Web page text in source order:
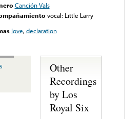
Canción Vals
vocal: Little Larry
love,declaration
Other
Recordings
by Los
Royal Six